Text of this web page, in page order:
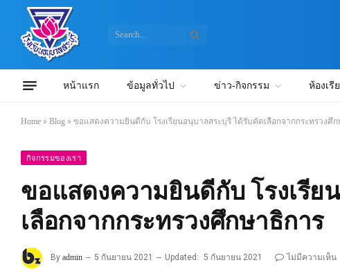
หน้าแรก ข้อมูลทั่วไป ข่าว-กิจกรรม ห้องเรี
Home » Blog » ขอแสดงความยินดีกับ โรงเรียนอนุบาลสระบุรี ได้รับคัดเลือกจากกระทรวงศึ
กิจกรรมของเรา
ขอแสดงความยินดีกับ โรงเรีย
เลือกจากกระทรวงศึกษาธิการ
By admin 5 กันยายน 2021 Updated: 5 กันยายน 2021 ไม่มีความเห็น